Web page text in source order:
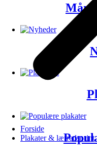
Forside
Plakater & lærredsprint